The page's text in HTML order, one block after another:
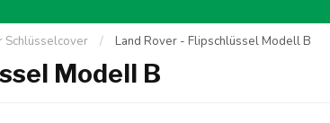
Schlüsselcover / Land Rover - Flipschlüssel Modell B
Modell B